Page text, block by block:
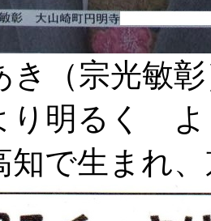
き（宗光敏
り明るく
知で生まれ